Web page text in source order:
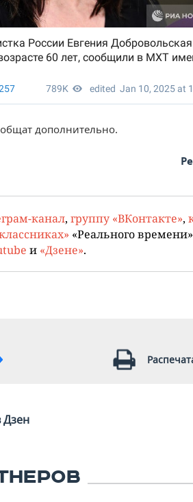
дополнительно.
канал, группу «ВКонтакте»,
«Реального
и «Дзене».
Дзен